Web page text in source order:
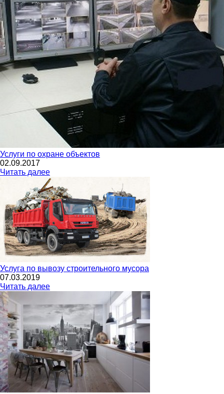
Услуги по охране объектов
02.09.2017
Читать далее
Услуга по вывозу строительного мусора
07.03.2019
Читать далее